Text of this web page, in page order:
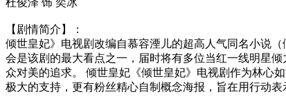
【剧情简介】：
倾世皇妃》电视剧改编自慕容湮儿的超高人气同名小说
会是该剧的最大看点之一，届时将有多位当红一线明星
众对美的追求。 倾世皇妃《倾世皇妃》电视剧作为林心
极大的支持，更有粉丝精心自制概念海报，旨在用行动